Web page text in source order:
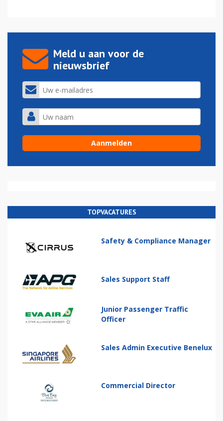
Meld u aan voor de
nieuwsbrief
TOPVACATURES
Safety & Compliance Manager
Sales Support Staff
Junior Passenger Traffic
Officer
Sales Admin Executive Benelux
Commercial Director